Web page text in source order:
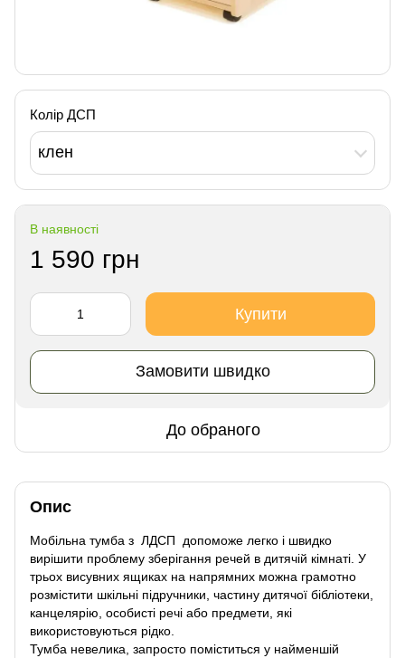
Колір ДСП
клен
В наявності
1 590 грн
Купити
Замовити швидко
До обраного
Опис
Мобільна тумба з ЛДСП допоможе легко і швидко
вирішити проблему зберігання речей в дитячій кімнаті. У
трьох висувних ящиках на напрямних можна грамотно
розмістити шкільні підручники, частину дитячої бібліотеки,
канцелярію, особисті речі або предмети, які
використовуються рідко.
Тумба невелика, запросто поміститься у найменшій